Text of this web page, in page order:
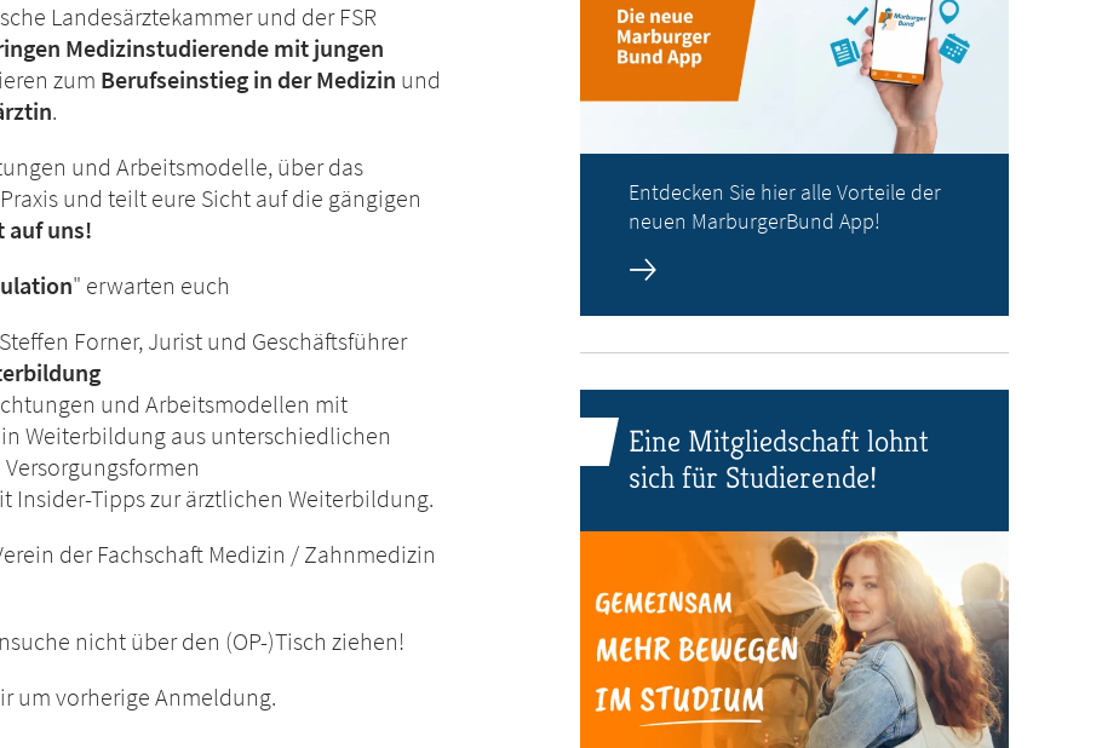
Landesärztekammer und der FSR
Medizinstudierende mit jungen
zum Berufseinstieg in der Medizin und
.
und Arbeitsmodelle, über das
und teilt eure Sicht auf die gängigen
auf uns!
" erwarten euch
Forner, Jurist und Geschäftsführer
und Arbeitsmodellen mit
Weiterbildung aus unterschiedlichen
Insider-Tipps zur ärztlichen Weiterbildung.
der Fachschaft Medizin / Zahnmedizin
nicht über den (OP-)Tisch ziehen!
um vorherige Anmeldung.
Entdecken Sie hier alle Vorteile der
neuen MarburgerBund App!
Eine Mitgliedschaft lohnt
sich für Studierende!